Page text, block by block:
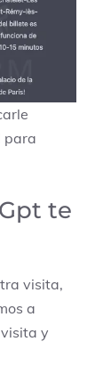
para
te
visita,
a
y